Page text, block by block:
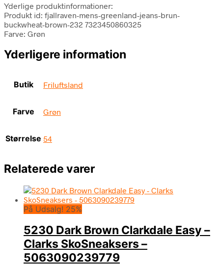
Yderlige produktinformationer:
Produkt id: fjallraven-mens-greenland-jeans-brun-
buckwheat-brown-232 7323450860325
Farve: Grøn
Yderligere information
Butik Friluftsland
Farve Grøn
Størrelse 54
Relaterede varer
På Udsalg! 25%
5230 Dark Brown Clarkdale Easy –
Clarks SkoSneaksers –
5063090239779